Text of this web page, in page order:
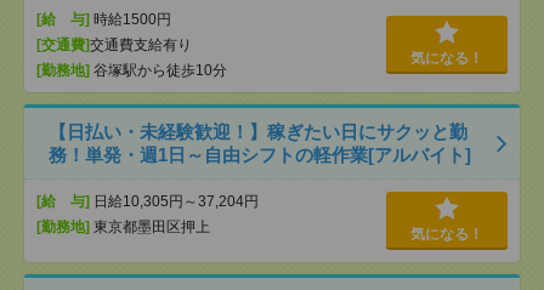
[給 与] 時給1500円
[交通費]交通費支給有り
[勤務地] 谷塚駅から徒歩10分
気になる！
【日払い・未経験歓迎！】稼ぎたい日にサクッと勤
務！単発・週1日～自由シフトの軽作業[アルバイト]
[給 与] 日給10,305円～37,204円
[勤務地] 東京都墨田区押上 気になる！